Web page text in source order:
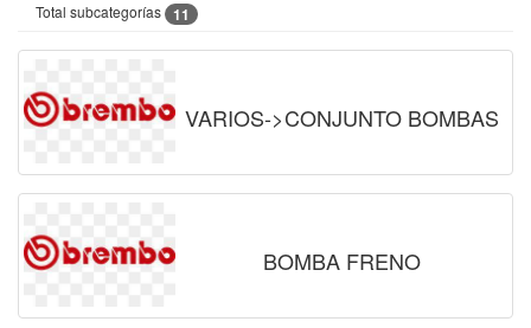
Total subcategorías 11
VARIOS->CONJUNTO BOMBAS
BOMBA FRENO